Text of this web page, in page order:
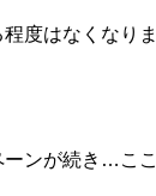
度はなくなりま
ンが続き…こ